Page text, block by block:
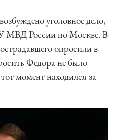
уголовное дело,
МВД России по Москве. В
опросили в
Федора не было
момент находился за